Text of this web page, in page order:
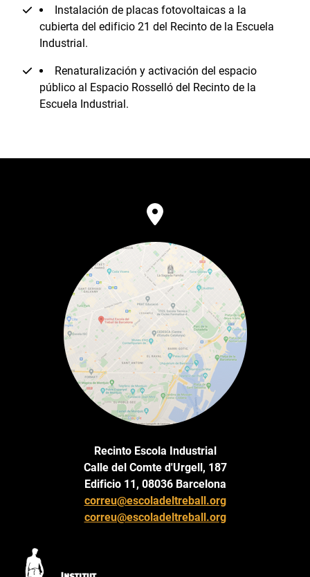
Instalación de placas fotovoltaicas a la
cubierta del edificio 21 del Recinto de la Escuela
Industrial.
Renaturalización y activación del espacio
público al Espacio Rosselló del Recinto de la
Escuela Industrial.
Recinto Escola Industrial
Calle del Comte d'Urgell, 187
Edificio 11, 08036 Barcelona
correu@escoladeltreball.org
correu@escoladeltreball.org